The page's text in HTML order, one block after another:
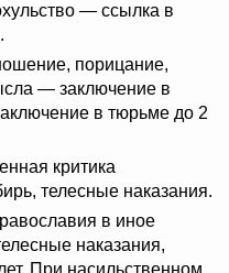
— ссылка в
порицание,
— заключение в
в тюрьме до 2
критика
телесные наказания.
в иное
наказания,